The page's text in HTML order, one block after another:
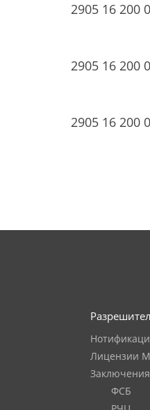
2905 16 200 0
2905 16 200 0
2905 16 200 0
Лицензии
ФСБ